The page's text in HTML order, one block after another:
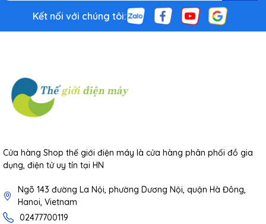
Kết nối với chúng tôi:
Cửa hàng Shop thế giới điện máy là cửa hàng phân phối đồ gia
dụng, điện tử uy tín tại HN
Ngõ 143 đường La Nội, phường Dương Nội, quận Hà Đông,
Hanoi, Vietnam
02477700119